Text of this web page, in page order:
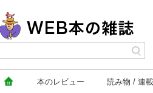
本のレビュー 読み物 連